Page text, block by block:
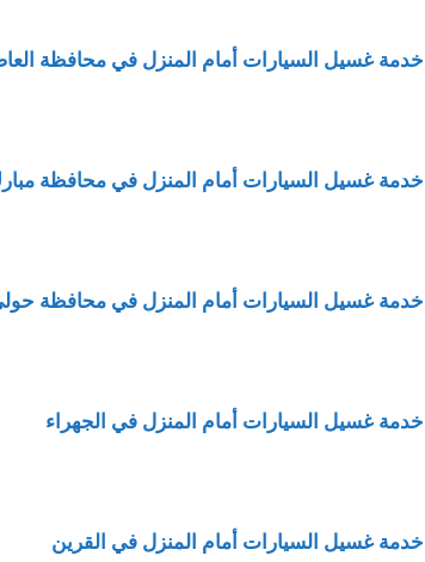
خدمة غسيل السيارات أمام المنزل في محافظة
خدمة غسيل السيارات أمام المنزل في محافظة مبارك
خدمة غسيل السيارات أمام المنزل في محافظة
خدمة غسيل السيارات أمام المنزل في الجهراء
خدمة غسيل السيارات أمام المنزل في القرين